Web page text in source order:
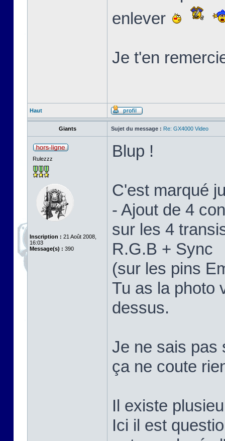
enlever
Je t'en
Haut
Giants Sujet du message : Re: GX4000 Video
Rulezzz
Inscription : 21 Août 2008,
16:03
Message(s) : 390
Blup !
C'est marqué
- Ajout de 4
sur les 4
R.G.B + Sync
(sur les pins
Tu as la photo
dessus.
Je ne sais pas
ça ne coute
Il existe
Ici il est